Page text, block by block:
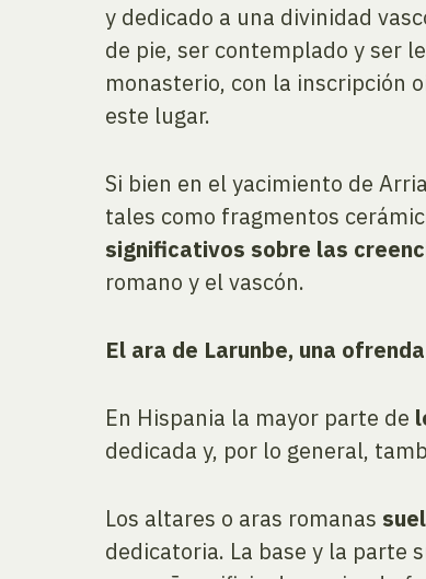
y dedicado a una divinidad
de pie, ser contemplado y ser
monasterio, con la inscripción
este lugar.
Si bien en el yacimiento de
tales como fragmentos
significativos sobre las
romano y el vascón.
El ara de Larunbe, una
En Hispania la mayor parte de
dedicada y, por lo general,
Los altares o aras romanas
dedicatoria. La base y la parte